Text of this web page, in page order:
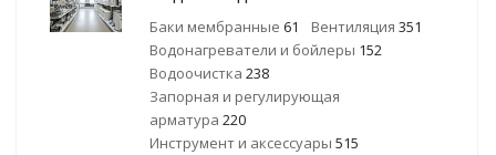
Баки мембранные 61 Вентиляция 351
Водонагреватели и бойлеры 152
Водоочистка 238
Запорная и регулирующая
арматура 220
Инструмент и аксессуары 515